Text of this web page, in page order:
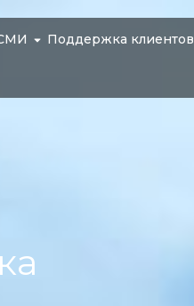
Поддержка клиентов